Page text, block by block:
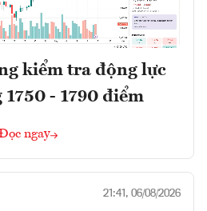
kiểm tra động lực
- 1790 điểm
ngay
21:41, 06/08/2026